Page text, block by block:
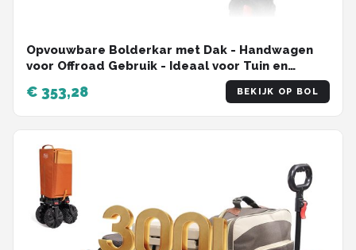
Opvouwbare Bolderkar met Dak - Handwagen
voor Offroad Gebruik - Ideaal voor Tuin en
€ 353,28 BEKIJK OP BOL